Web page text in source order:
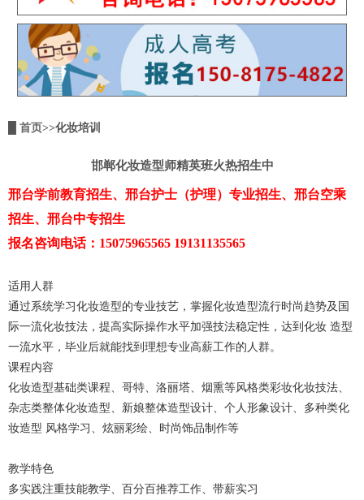
首页>>化妆培训
邯郸化妆造型师精英班火热招生中
邢台学前教育招生、邢台护士（护理）专业招生、邢台空乘
招生、邢台中专招生
报名咨询电话：15075965565 19131135565
适用人群
通过系统学习化妆造型的专业技艺，掌握化妆造型流行时尚趋势及国
际一流化妆技法，提高实际操作水平加强技法稳定性，达到化妆 造型
一流水平，毕业后就能找到理想专业高薪工作的人群。
课程内容
化妆造型基础类课程、哥特、洛丽塔、烟熏等风格类彩妆化妆技法、
杂志类整体化妆造型、新娘整体造型设计、个人形象设计、多种类化
妆造型 风格学习、炫丽彩绘、时尚饰品制作等
教学特色
多实践注重技能教学、百分百推荐工作、带薪实习